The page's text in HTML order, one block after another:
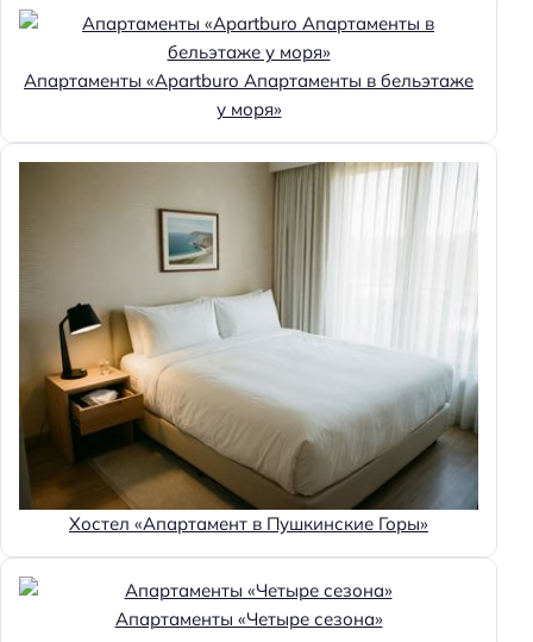
Апартаменты «Apartburo Апартаменты в бельэтаже
у моря»
Хостел «Апартамент в Пушкинские Горы»
Апартаменты «Четыре сезона»